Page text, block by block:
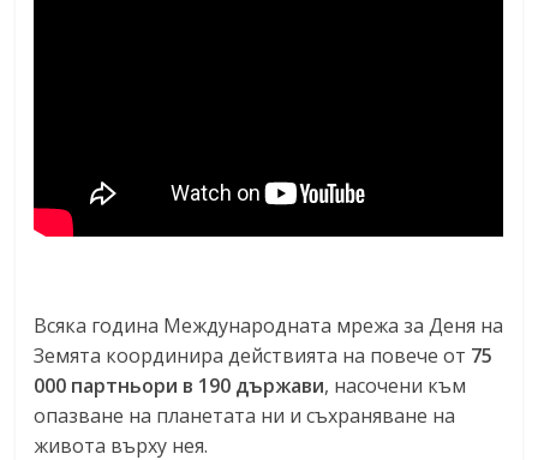
Всяка година Международната мрежа за Деня на
Земята координира действията на повече от 75
000 партньори в 190 държави, насочени към
опазване на планетата ни и съхраняване на
живота върху нея.